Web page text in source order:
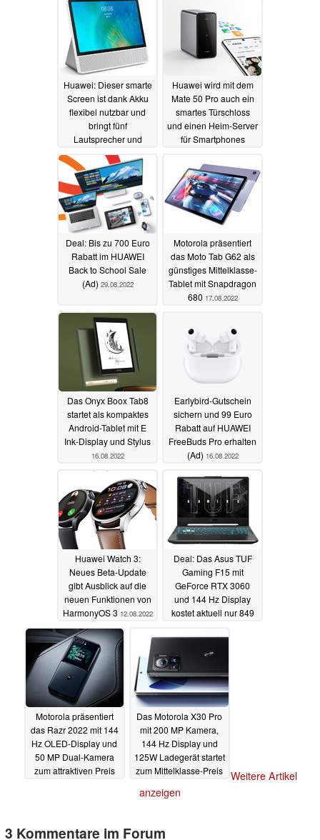
Huawei: Dieser smarte
Screen ist dank Akku
flexibel nutzbar und
bringt fünf
Lautsprecher und
einen 2K-Screen mit
04.10.2022
Huawei wird mit dem
Mate 50 Pro auch ein
smartes Türschloss
und einen Heim-Server
für Smartphones
Deal: Bis zu 700 Euro
Rabatt im HUAWEI
Back to School Sale
(Ad) 29.08.2022
Motorola präsentiert
das Moto Tab G62 als
günstiges Mittelklasse-
Tablet mit Snapdragon
680 17.08.2022
Das Onyx Boox Tab8
startet als kompaktes
Android-Tablet mit E
Ink-Display und Stylus
16.08.2022
Earlybird-Gutschein
sichern und 99 Euro
Rabatt auf HUAWEI
FreeBuds Pro erhalten
(Ad) 16.08.2022
Huawei Watch 3:
Neues Beta-Update
gibt Ausblick auf die
neuen Funktionen von
HarmonyOS 3 12.08.2022
Deal: Das Asus TUF
Gaming F15 mit
GeForce RTX 3060
und 144 Hz Display
kostet aktuell nur 849
Motorola präsentiert
das Razr 2022 mit 144
Hz OLED-Display und
50 MP Dual-Kamera
zum attraktiven Preis
Das Motorola X30 Pro
mit 200 MP Kamera,
144 Hz Display und
125W Ladegerät startet
zum Mittelklasse-Preis
Weitere Artikel
anzeigen
3 Kommentare im Forum